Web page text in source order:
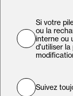
Si votre
ou la
interne ou
d'utiliser la
Suivez